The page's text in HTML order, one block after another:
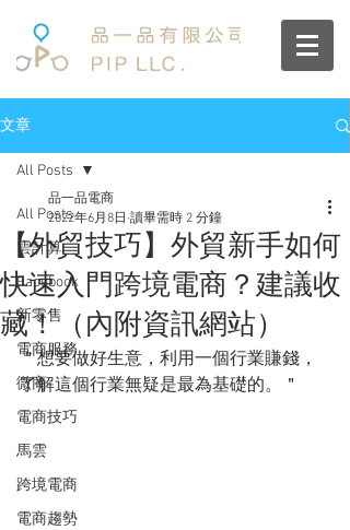
文章
All Posts
雲計算
Facebook
新零售
電商服務
微商
電商技巧
馬雲
跨境電商
電商趨勢
All Posts
【外貿技巧】外貿新手如何
快速入門跨境電商？建議收
藏！（內附資訊網站）
品一品電商
2022年6月8日 讀畢需時 2 分鐘
＂想要做好生意，利用一個行業賺錢，
了解這個行業無疑是最為基礎的。＂